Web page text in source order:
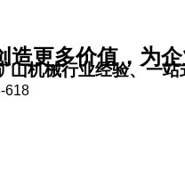
造更多价值，为
山机械行业经验、一
618